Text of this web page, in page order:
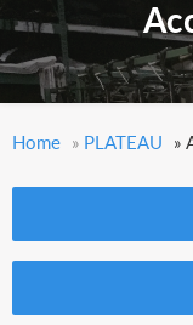
Home » PLATEAU »